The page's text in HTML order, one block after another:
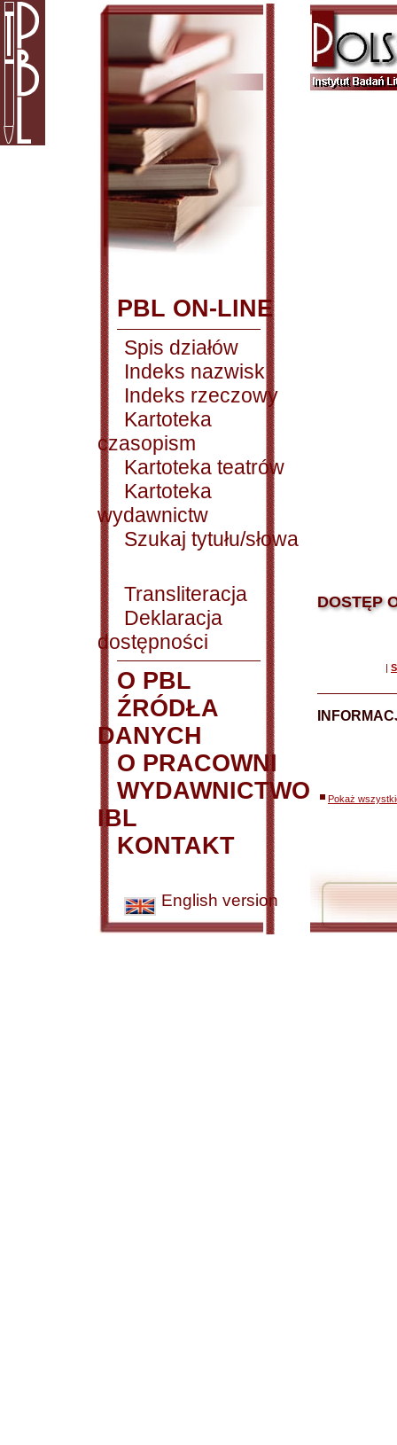
PBL ON-LINE
Spis działów
Indeks nazwisk
Indeks rzeczowy
Kartoteka
czasopism
Kartoteka teatrów
Kartoteka
wydawnictw
Szukaj tytułu/słowa
Transliteracja
Deklaracja
dostępności
O PBL
ŹRÓDŁA
DANYCH
O PRACOWNI
WYDAWNICTWO
IBL
KONTAKT
English version
DOSTĘP
|
Pokaż